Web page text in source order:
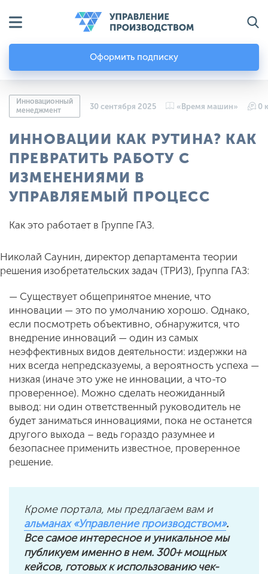
Оформить подписку
Инновационный
менеджмент
30 сентября 2025 «Время машин» 0
ИННОВАЦИИ КАК РУТИНА? КАК
ПРЕВРАТИТЬ РАБОТУ С
ИЗМЕНЕНИЯМИ В
УПРАВЛЯЕМЫЙ ПРОЦЕСС
Как это работает в Группе ГАЗ.
Николай Саунин, директор департамента теории
решения изобретательских задач (ТРИЗ), Группа ГАЗ:
— Существует общепринятое мнение, что
инновации — это по умолчанию хорошо. Однако,
если посмотреть объективно, обнаружится, что
внедрение инноваций — один из самых
неэффективных видов деятельности: издержки на
них всегда непредсказуемы, а вероятность успеха —
низкая (иначе это уже не инновации, а что-то
проверенное). Можно сделать неожиданный
вывод: ни один ответственный руководитель не
будет заниматься инновациями, пока не останется
другого выхода – ведь гораздо разумнее и
безопаснее применить известное, проверенное
решение.
Кроме портала, мы предлагаем вам и
альманах «Управление производством».
Все самое интересное и уникальное мы
публикуем именно в нем. 300+ мощных
кейсов, готовых к использованию чек-